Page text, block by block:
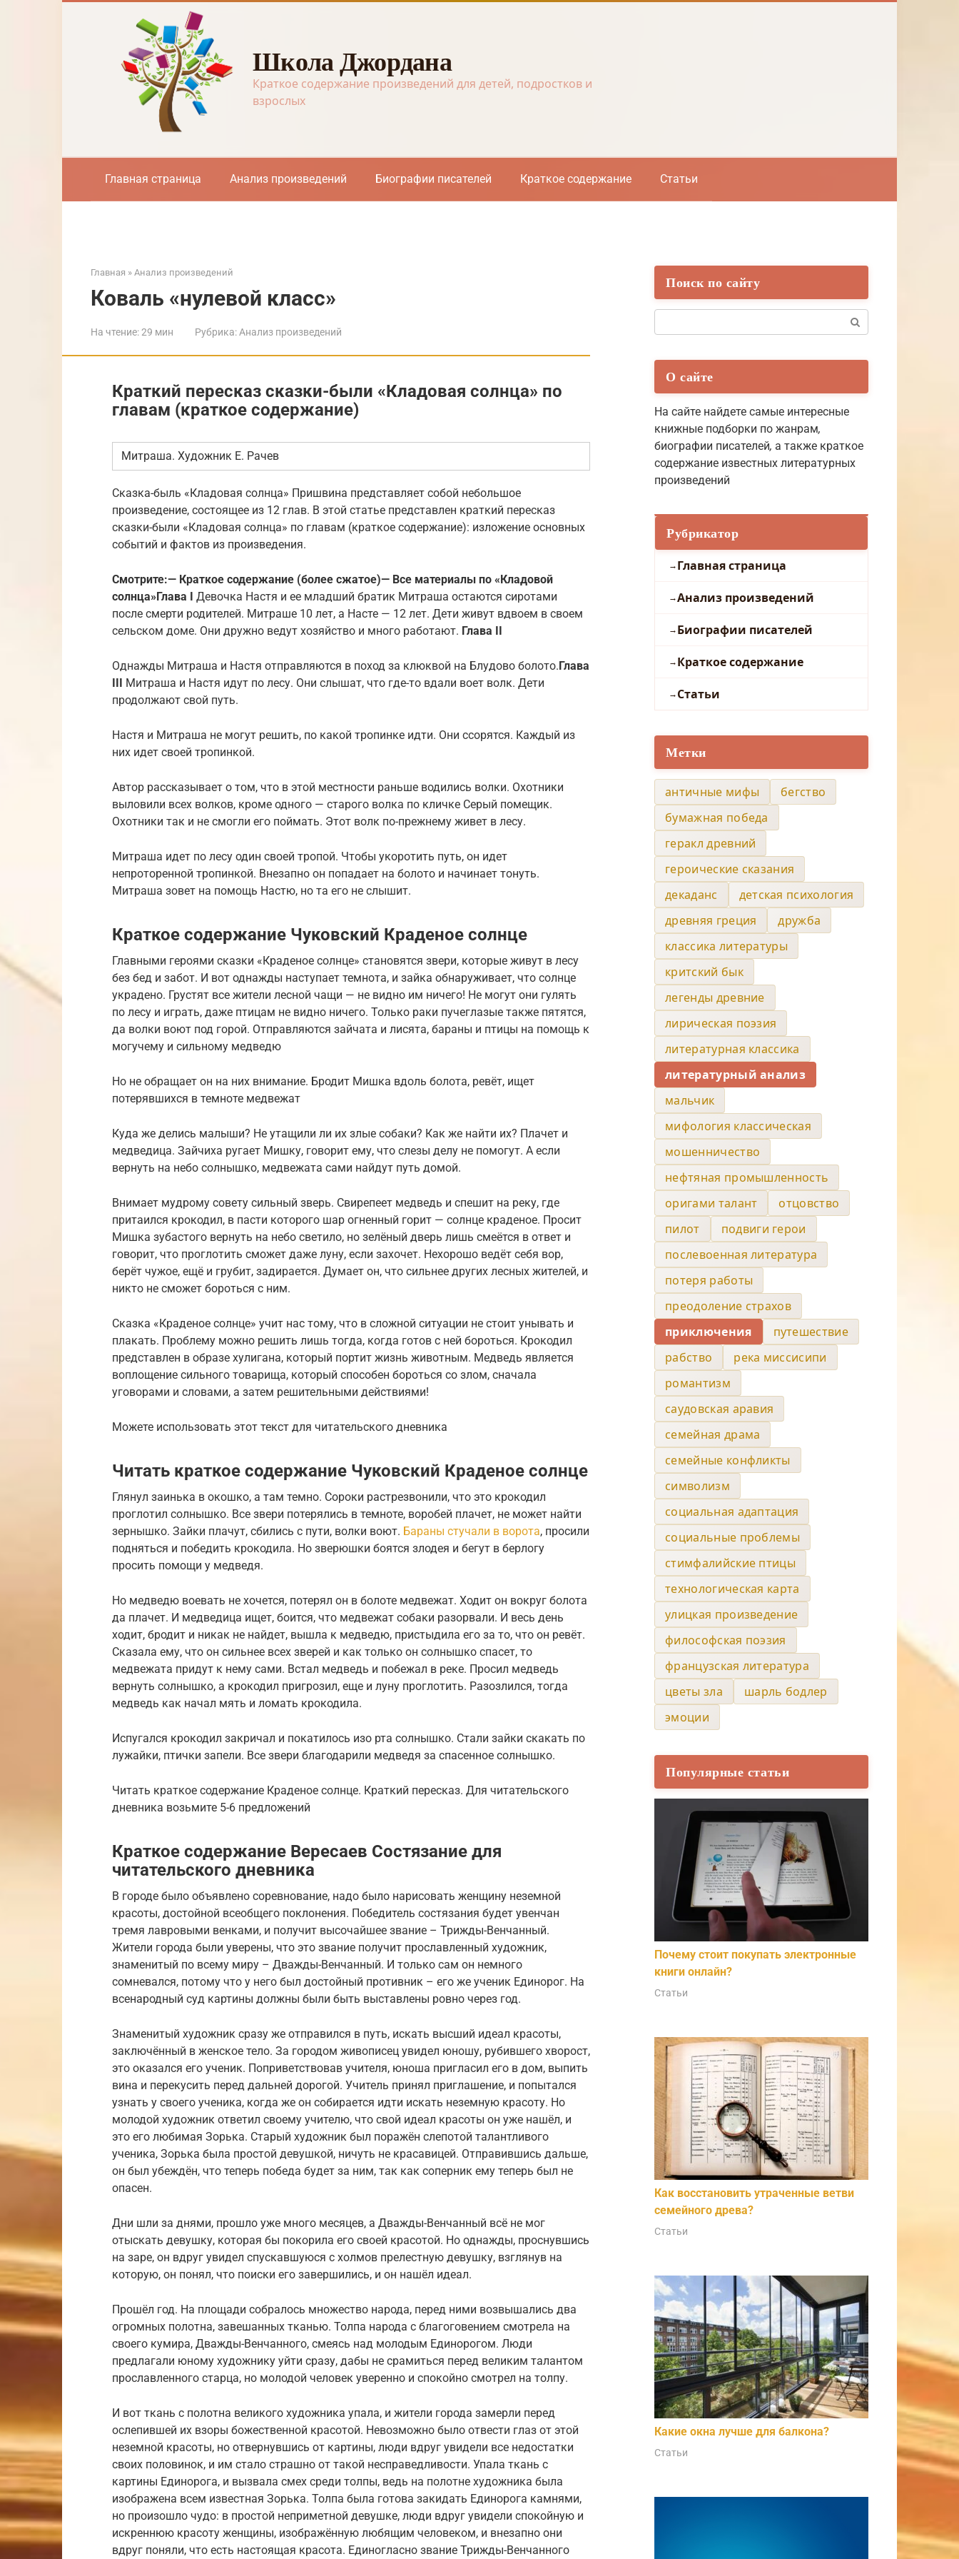
Школа Джордана
Краткое содержание произведений для детей, подростков и
взрослых
Главная страница Анализ произведений Биографии писателей Краткое содержание Статьи
Главная » Анализ произведений
Коваль «нулевой класс»
На чтение:29 мин Рубрика: Анализ произведений
Краткий пересказ сказки-были «Кладовая солнца» по
главам (краткое содержание)
Митраша. Художник Е. Рачев
Сказка-быль «Кладовая солнца» Пришвина представляет собой небольшое
произведение, состоящее из 12 глав. В этой статье представлен краткий пересказ
сказки-были «Кладовая солнца» по главам (краткое содержание): изложение основных
событий и фактов из произведения.
Смотрите:— Краткое содержание (более сжатое)— Все материалы по «Кладовой
солнца»Глава I Девочка Настя и ее младший братик Митраша остаются сиротами
после смерти родителей. Митраше 10 лет, а Насте — 12 лет. Дети живут вдвоем в своем
сельском доме. Они дружно ведут хозяйство и много работают. Глава II
Однажды Митраша и Настя отправляются в поход за клюквой на Блудово болото.Глава
III Митраша и Настя идут по лесу. Они слышат, что где-то вдали воет волк. Дети
продолжают свой путь.
Настя и Митраша не могут решить, по какой тропинке идти. Они ссорятся. Каждый из
них идет своей тропинкой.
Автор рассказывает о том, что в этой местности раньше водились волки. Охотники
выловили всех волков, кроме одного — старого волка по кличке Серый помещик.
Охотники так и не смогли его поймать. Этот волк по-прежнему живет в лесу.
Митраша идет по лесу один своей тропой. Чтобы укоротить путь, он идет
непроторенной тропинкой. Внезапно он попадает на болото и начинает тонуть.
Митраша зовет на помощь Настю, но та его не слышит.
Краткое содержание Чуковский Краденое солнце
Главными героями сказки «Краденое солнце» становятся звери, которые живут в лесу
без бед и забот. И вот однажды наступает темнота, и зайка обнаруживает, что солнце
украдено. Грустят все жители лесной чащи — не видно им ничего! Не могут они гулять
по лесу и играть, даже птицам не видно ничего. Только раки пучеглазые также пятятся,
да волки воют под горой. Отправляются зайчата и лисята, бараны и птицы на помощь к
могучему и сильному медведю
Но не обращает он на них внимание. Бродит Мишка вдоль болота, ревёт, ищет
потерявшихся в темноте медвежат
Куда же делись малыши? Не утащили ли их злые собаки? Как же найти их? Плачет и
медведица. Зайчиха ругает Мишку, говорит ему, что слезы делу не помогут. А если
вернуть на небо солнышко, медвежата сами найдут путь домой.
Внимает мудрому совету сильный зверь. Свирепеет медведь и спешит на реку, где
притаился крокодил, в пасти которого шар огненный горит — солнце краденое. Просит
Мишка зубастого вернуть на небо светило, но зелёный дверь лишь смеётся в ответ и
говорит, что проглотить сможет даже луну, если захочет. Нехорошо ведёт себя вор,
берёт чужое, ещё и грубит, задирается. Думает он, что сильнее других лесных жителей, и
никто не сможет бороться с ним.
Сказка «Краденое солнце» учит нас тому, что в сложной ситуации не стоит унывать и
плакать. Проблему можно решить лишь тогда, когда готов с ней бороться. Крокодил
представлен в образе хулигана, который портит жизнь животным. Медведь является
воплощение сильного товарища, который способен бороться со злом, сначала
уговорами и словами, а затем решительными действиями!
Можете использовать этот текст для читательского дневника
Читать краткое содержание Чуковский Краденое солнце
Глянул заинька в окошко, а там темно. Сороки растрезвонили, что это крокодил
проглотил солнышко. Все звери потерялись в темноте, воробей плачет, не может найти
зернышко. Зайки плачут, сбились с пути, волки воют. Бараны стучали в ворота, просили
подняться и победить крокодила. Но зверюшки боятся злодея и бегут в берлогу
просить помощи у медведя.
Но медведю воевать не хочется, потерял он в болоте медвежат. Ходит он вокруг болота
да плачет. И медведица ищет, боится, что медвежат собаки разорвали. И весь день
ходит, бродит и никак не найдет, вышла к медведю, пристыдила его за то, что он ревёт.
Сказала ему, что он сильнее всех зверей и как только он солнышко спасет, то
медвежата придут к нему сами. Встал медведь и побежал в реке. Просил медведь
вернуть солнышко, а крокодил пригрозил, еще и луну проглотить. Разозлился, тогда
медведь как начал мять и ломать крокодила.
Испугался крокодил закричал и покатилось изо рта солнышко. Стали зайки скакать по
лужайки, птички запели. Все звери благодарили медведя за спасенное солнышко.
Читать краткое содержание Краденое солнце. Краткий пересказ. Для читательского
дневника возьмите 5-6 предложений
Краткое содержание Вересаев Состязание для
читательского дневника
В городе было объявлено соревнование, надо было нарисовать женщину неземной
красоты, достойной всеобщего поклонения. Победитель состязания будет увенчан
тремя лавровыми венками, и получит высочайшее звание – Трижды-Венчанный.
Жители города были уверены, что это звание получит прославленный художник,
знаменитый по всему миру – Дважды-Венчанный. И только сам он немного
сомневался, потому что у него был достойный противник – его же ученик Единорог. На
всенародный суд картины должны были быть выставлены ровно через год.
Знаменитый художник сразу же отправился в путь, искать высший идеал красоты,
заключённый в женское тело. За городом живописец увидел юношу, рубившего хворост,
это оказался его ученик. Поприветствовав учителя, юноша пригласил его в дом, выпить
вина и перекусить перед дальней дорогой. Учитель принял приглашение, и попытался
узнать у своего ученика, когда же он собирается идти искать неземную красоту. Но
молодой художник ответил своему учителю, что свой идеал красоты он уже нашёл, и
это его любимая Зорька. Старый художник был поражён слепотой талантливого
ученика, Зорька была простой девушкой, ничуть не красавицей. Отправившись дальше,
он был убеждён, что теперь победа будет за ним, так как соперник ему теперь был не
опасен.
Дни шли за днями, прошло уже много месяцев, а Дважды-Венчанный всё не мог
отыскать девушку, которая бы покорила его своей красотой. Но однажды, проснувшись
на заре, он вдруг увидел спускавшуюся с холмов прелестную девушку, взглянув на
которую, он понял, что поиски его завершились, и он нашёл идеал.
Прошёл год. На площади собралось множество народа, перед ними возвышались два
огромных полотна, завешанных тканью. Толпа народа с благоговением смотрела на
своего кумира, Дважды-Венчанного, смеясь над молодым Единорогом. Люди
предлагали юному художнику уйти сразу, дабы не срамиться перед великим талантом
прославленного старца, но молодой человек уверенно и спокойно смотрел на толпу.
И вот ткань с полотна великого художника упала, и жители города замерли перед
ослепившей их взоры божественной красотой. Невозможно было отвести глаз от этой
неземной красоты, но отвернувшись от картины, люди вдруг увидели все недостатки
своих половинок, и им стало страшно от такой несправедливости. Упала ткань с
картины Единорога, и вызвала смех среди толпы, ведь на полотне художника была
изображена всем известная Зорька. Толпа была готова закидать Единорога камнями,
но произошло чудо: в простой неприметной девушке, люди вдруг увидели спокойную и
искреннюю красоту женщины, изображённую любящим человеком, и внезапно они
вдруг поняли, что есть настоящая красота. Единогласно звание Трижды-Венчанного
Поиск по сайту
О сайте
На сайте найдете самые интересные
книжные подборки по жанрам,
биографии писателей, а также краткое
содержание известных литературных
произведений
Рубрикатор
Главная страница
Анализ произведений
Биографии писателей
Краткое содержание
Статьи
Метки
античные мифы
бегство
бумажная победа
геракл древний
героические сказания
декаданс
детская психология
древняя греция
дружба
классика литературы
критский бык
легенды древние
лирическая поэзия
литературная классика
литературный анализ
мальчик
мифология классическая
мошенничество
нефтяная промышленность
оригами талант
отцовство
пилот
подвиги герои
послевоенная литература
потеря работы
преодоление страхов
приключения
путешествие
рабство
река миссисипи
романтизм
саудовская аравия
семейная драма
семейные конфликты
символизм
социальная адаптация
социальные проблемы
стимфалийские птицы
технологическая карта
улицкая произведение
философская поэзия
французская литература
цветы зла
шарль бодлер
эмоции
Популярные статьи
Почему стоит покупать электронные
книги онлайн?
Статьи
Как восстановить утраченные ветви
семейного древа?
Статьи
Какие окна лучше для балкона?
Статьи